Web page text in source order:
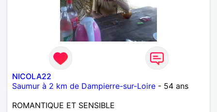
NICOLA22
Saumur à 2 km de Dampierre-sur-Loire - 54 ans
ROMANTIQUE ET SENSIBLE